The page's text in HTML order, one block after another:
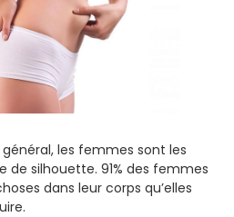
général, les femmes sont les
de silhouette. 91% des femmes
dans leur corps qu’elles